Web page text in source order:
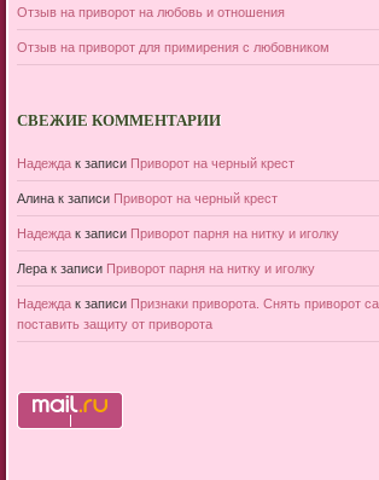
Отзыв на приворот на любовь и отношения
Отзыв на приворот для примирения с любовником
СВЕЖИЕ КОММЕНТАРИИ
Надеждак записи Приворот на черный крест
Алинак записи Приворот на черный крест
Надеждак записи Приворот парня на нитку и иголку
Лерак записи Приворот парня на нитку и иголку
Надеждак записи Признаки приворота. Снять приворот
поставить защиту от приворота